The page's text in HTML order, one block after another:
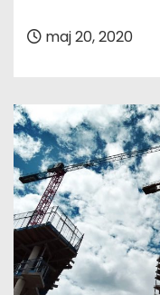
maj 20, 2020